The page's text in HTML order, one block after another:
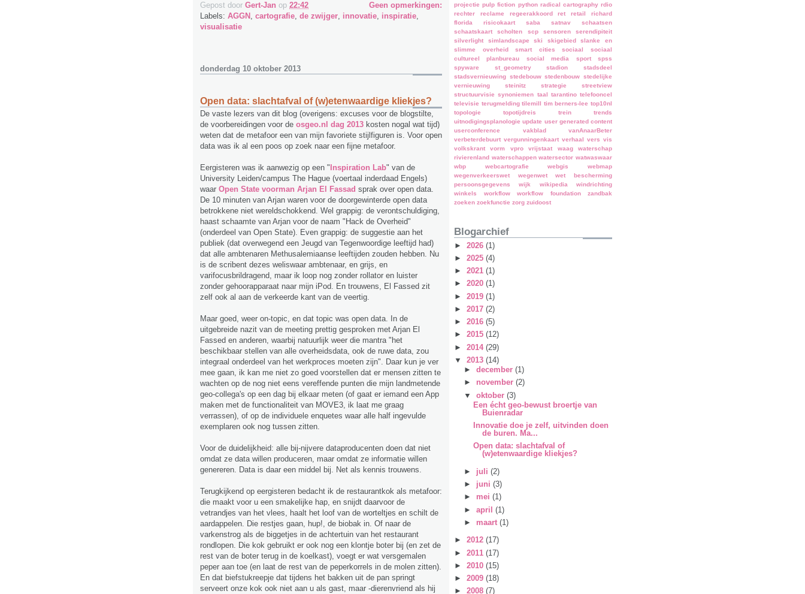
Gepost door Gert-Jan op 22:42
Geen opmerkingen:
Labels: AGGN , cartografie, de zwijger, innovatie, inspiratie,
visualisatie
donderdag 10 oktober 2013
Open data: slachtafval of (w)etenwaardige kliekjes?
De vaste lezers van dit blog (overigens: excuses voor de blogstilte,
de voorbereidingen voor de osgeo.nl dag 2013 kosten nogal wat tijd)
weten dat de metafoor een van mijn favoriete stijlfiguren is. Voor open
data was ik al een poos op zoek naar een fijne metafoor.
Eergisteren was ik aanwezig op een "Inspiration Lab" van de
University Leiden/campus The Hague (voertaal inderdaad Engels)
waar Open State voorman Arjan El Fassad sprak over open data.
De 10 minuten van Arjan waren voor de doorgewinterde open data
betrokkene niet wereldschokkend. Wel grappig: de verontschuldiging,
haast schaamte van Arjan voor de naam "Hack de Overheid"
(onderdeel van Open State). Even grappig: de suggestie aan het
publiek (dat overwegend een Jeugd van Tegenwoordige leeftijd had)
dat alle ambtenaren Methusalemiaanse leeftijden zouden hebben. Nu
is de scribent dezes weliswaar ambtenaar, en grijs, en
varifocusbrildragend, maar ik loop nog zonder rollator en luister
zonder gehoorapparaat naar mijn iPod. En trouwens, El Fassed zit
zelf ook al aan de verkeerde kant van de veertig.
Maar goed, weer on-topic, en dat topic was open data. In de
uitgebreide nazit van de meeting prettig gesproken met Arjan El
Fassed en anderen, waarbij natuurlijk weer die mantra "het
beschikbaar stellen van alle overheidsdata, ook de ruwe data, zou
integraal onderdeel van het werkproces moeten zijn". Daar kun je ver
mee gaan, ik kan me niet zo goed voorstellen dat er mensen zitten te
wachten op de nog niet eens vereffende punten die mijn landmetende
geo-collega's op een dag bij elkaar meten (of gaat er iemand een App
maken met de functionaliteit van MOVE3, ik laat me graag
verrassen), of op de individuele enquetes waar alle half ingevulde
exemplaren ook nog tussen zitten.
Voor de duidelijkheid: alle bij-nijvere dataproducenten doen dat niet
omdat ze data willen produceren, maar omdat ze informatie willen
genereren. Data is daar een middel bij. Net als kennis trouwens.
Terugkijkend op eergisteren bedacht ik de restaurantkok als metafoor:
die maakt voor u een smakelijke hap, en snijdt daarvoor de
vetrandjes van het vlees, haalt het loof van de worteltjes en schilt de
aardappelen. Die restjes gaan, hup!, de biobak in. Of naar de
varkenstrog als de biggetjes in de achtertuin van het restaurant
rondlopen. Die kok gebruikt er ook nog een klontje boter bij (en zet de
rest van de boter terug in de koelkast), voegt er wat versgemalen
peper aan toe (en laat de rest van de peperkorrels in de molen zitten).
En dat biefstukreepje dat tijdens het bakken uit de pan springt
serveert onze kok ook niet aan u als gast, maar -dierenvriend als hij
projectie pulp fiction python radical cartography rdio
rechter
reclame regeerakkoord ret retail
richard
florida
risicokaart saba satnav
schaatsen
schaatskaart
scholten scp sensoren
serendipiteit
silverlight
simlandscape ski skigebied
slanke en
slimme overheid
smart cities sociaal
sociaal
cultureel planbureau
social media sport
spss
spyware
st_geometry stadion
stadsdeel
stadsvernieuwing stedebouw stedenbouw stedelijke
vernieuwing
steinitz strategie
streetview
structuurvisie synoniemen taal tarantino telefooncel
televisie terugmelding tilemill tim berners-lee top10nl
topologie
topotijdreis trein
trends
uitnodigingsplanologie update user generated content
userconference
vakblad
vanAnaarBeter
verbeterdebuurt vergunningenkaart verhaal vers vis
volkskrant
vorm vpro vrijstaat waag
waterschap
rivierenland waterschappen watersector watwaswaar
wbp
webcartografie webgis
webmap
wegenverkeerswet
wegenwet
wet bescherming
persoonsgegevens
wijk wikipedia
windrichting
winkels
workflow workflow foundation
zandbak
zoeken zoekfunctie zorg zuidoost
Blogarchief
► 2026 (1)
► 2025 (4)
► 2021 (1)
► 2020 (1)
► 2019 (1)
► 2017 (2)
► 2016 (5)
► 2015 (12)
► 2014 (29)
▼ 2013 (14)
► december (1)
► november (2)
▼ oktober (3)
Een écht geo-bewust broertje van
Buienradar
Innovatie doe je zelf, uitvinden doen
de buren. Ma...
Open data: slachtafval of
(w)etenwaardige kliekjes?
► juli (2)
► juni (3)
► mei (1)
► april (1)
► maart (1)
► 2012 (17)
► 2011 (17)
► 2010 (15)
► 2009 (18)
► 2008 (7)